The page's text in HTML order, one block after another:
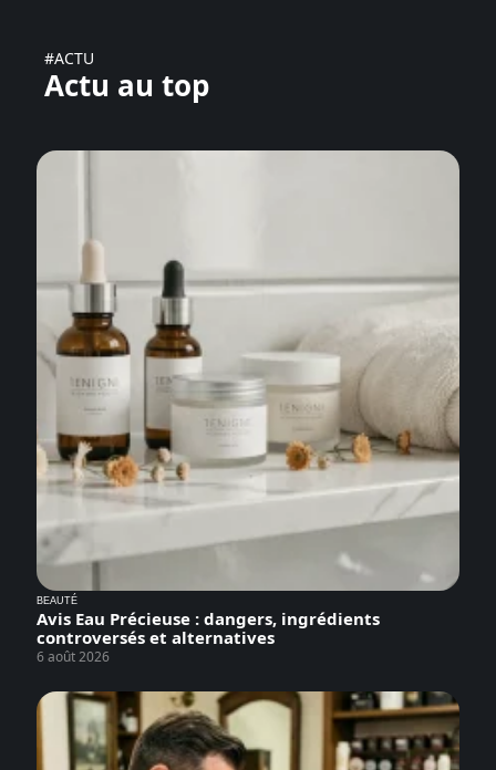
#ACTU
Actu au top
BEAUTÉ
Avis Eau Précieuse : dangers, ingrédients
controversés et alternatives
6 août 2026